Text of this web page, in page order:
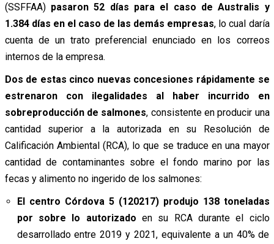
(SSFFAA) pasaron 52 días para el caso de Australis y
1.384 días en el caso de las demás empresas, lo cual daría
cuenta de un trato preferencial enunciado en los correos
internos de la empresa.
Dos de estas cinco nuevas concesiones rápidamente se
estrenaron con ilegalidades al haber incurrido en
sobreproducción de salmones, consistente en producir una
cantidad superior a la autorizada en su Resolución de
Calificación Ambiental (RCA), lo que se traduce en una mayor
cantidad de contaminantes sobre el fondo marino por las
fecas y alimento no ingerido de los salmones:
El centro Córdova 5 (120217) produjo 138 toneladas
por sobre lo autorizado en su RCA durante el ciclo
desarrollado entre 2019 y 2021, equivalente a un 40% de